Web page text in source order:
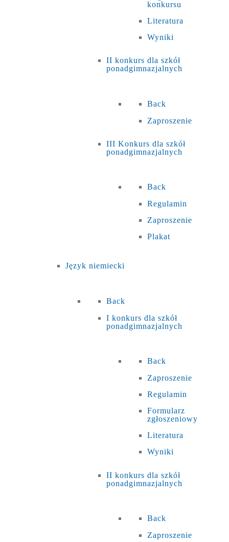
konkursu
Literatura
Wyniki
II konkurs dla szkół
ponadgimnazjalnych
Back
Zaproszenie
III Konkurs dla szkół
ponadgimnazjalnych
Back
Regulamin
Zaproszenie
Plakat
Język niemiecki
Back
I konkurs dla szkół
ponadgimnazjalnych
Back
Zaproszenie
Regulamin
Formularz
zgłoszeniowy
Literatura
Wyniki
II konkurs dla szkół
ponadgimnazjalnych
Back
Zaproszenie